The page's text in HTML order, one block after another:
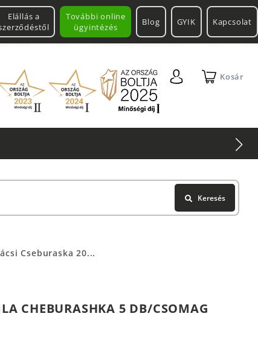
További online
ügyintézés
Elállás a
Blog GYIK Kapcsolat
Kosár
Keresés
Cseburaska 20...
CHEBURASHKA 5 DB/CSOMAG